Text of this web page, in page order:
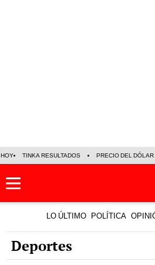
HOY TINKA RESULTADOS PRECIO DEL DÓLAR
LO ÚLTIMO POLÍTICA
Deportes